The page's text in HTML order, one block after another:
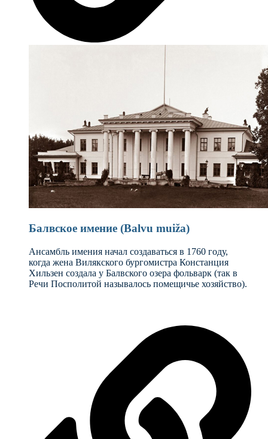
Балвское имение (Balvu muiža)
Ансамбль имения начал создаваться в 1760 году,
когда жена Вилякского бургомистра Констанция
Хильзен создала у Балвского озера фольварк (так в
Речи Посполитой называлось помещичье хозяйство).